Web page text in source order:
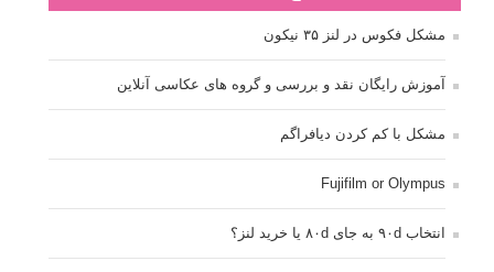
مشکل فکوس در لنز ۳۵ نیکون
آموزش رایگان نقد و بررسی و گروه های عکاسی آنلاین
مشکل با کم کردن دیافراگم
Fujifilm or Olympus
انتخاب ۹۰d به جای ۸۰d یا خرید لنز؟